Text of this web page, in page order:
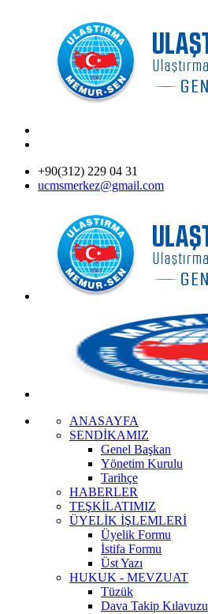
+90(312) 229 04 31
ucmsmerkez@gmail.com
ANASAYFA
SENDİKAMIZ
Genel Başkan
Yönetim Kurulu
Tarihçe
HABERLER
TEŞKİLATIMIZ
ÜYELİK İŞLEMLERİ
Üyelik Formu
İstifa Formu
Üst Yazı
HUKUK - MEVZUAT
Tüzük
Dava Takip Kılavuzu